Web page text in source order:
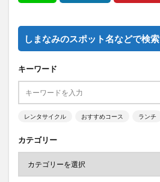
しまなみのスポット名などで検索
キーワード
レンタサイクル おすすめコース ランチ
カテゴリー